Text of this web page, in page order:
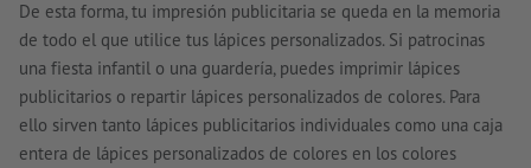
De esta forma, tu impresión publicitaria se queda en la memoria
de todo el que utilice tus lápices personalizados. Si patrocinas
una fiesta infantil o una guardería, puedes imprimir lápices
publicitarios o repartir lápices personalizados de colores. Para
ello sirven tanto lápices publicitarios individuales como una caja
entera de lápices personalizados de colores en los colores